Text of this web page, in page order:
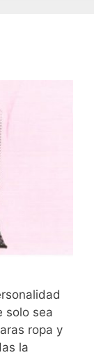
solo sea
ropa y
la